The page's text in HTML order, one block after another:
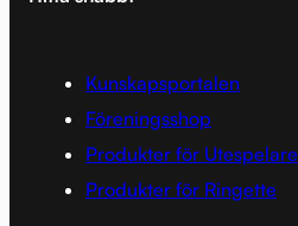
Kunskapsportalen
Föreningsshop
Produkter för Utespelare
Produkter för Ringette